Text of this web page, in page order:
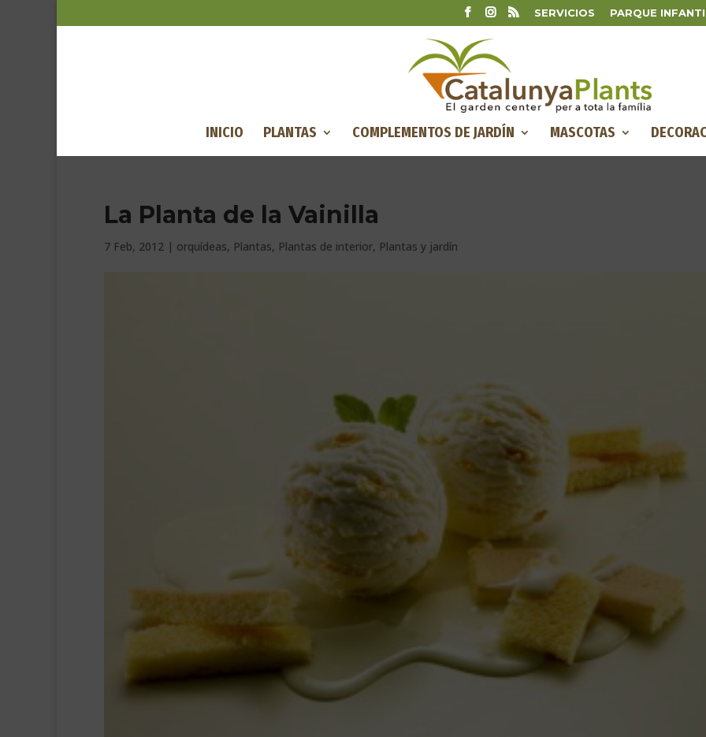
SERVICIOS PARQUE
INICIO PLANTAS COMPLEMENTOS DE JARDÍN MASCOTAS
La Planta de la Vainilla
7 Feb, 2012 | orquídeas, Plantas, Plantas de interior, Plantas y jardín